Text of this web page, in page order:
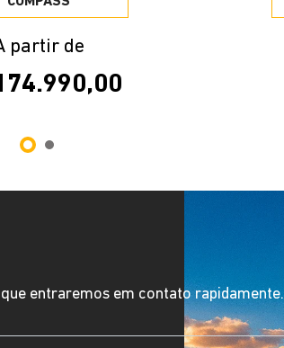
partir de
entraremos em contato rapidamente.